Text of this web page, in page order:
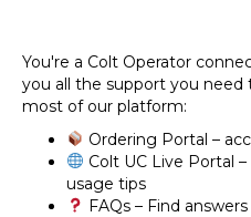
You're a Colt Operator
you all the support you
most of our platform:
Ordering Portal –
Colt UC Live Portal
usage tips
FAQs – Find